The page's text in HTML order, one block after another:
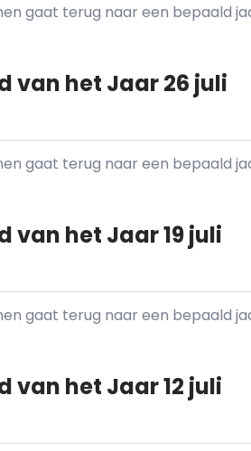
gaat terug naar een bepaald
van het Jaar 26 juli
gaat terug naar een bepaald
van het Jaar 19 juli
gaat terug naar een bepaald
van het Jaar 12 juli